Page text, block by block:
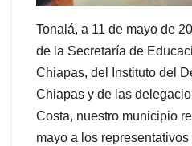
Tonalá, a 11 de mayo de
de la Secretaría de
Chiapas, del Instituto del
Chiapas y de las
Costa, nuestro municipio
mayo a los